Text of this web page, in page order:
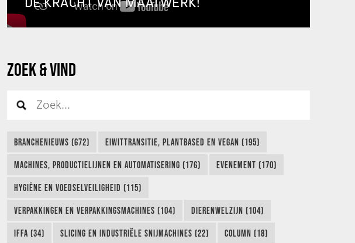
ZOEK & VIND
BRANCHENIEUWS (672) EIWITTRANSITIE, PLANTBASED EN VEGAN (195)
MACHINES, PRODUCTIELIJNEN EN AUTOMATISERING (176) EVENEMENT (170)
HYGIËNE EN VOEDSELVEILIGHEID (115)
VERPAKKINGEN EN VERPAKKINGSMACHINES (104) DIERENWELZIJN (104)
IFFA (34) SLICING EN INDUSTRIËLE SNIJMACHINES (22) COLUMN (18)